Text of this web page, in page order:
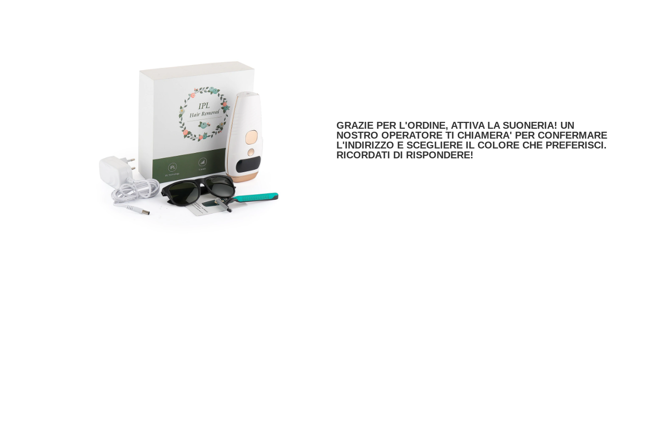
GRAZIE PER L'ORDINE, ATTIVA LA SUONERIA! UN
NOSTRO OPERATORE TI CHIAMERA' PER CONFERMARE
L'INDIRIZZO E SCEGLIERE IL COLORE CHE PREFERISCI.
RICORDATI DI RISPONDERE!